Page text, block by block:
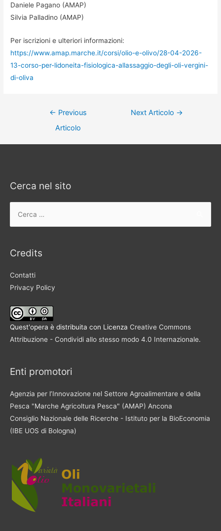
Daniele Pagano (AMAP)
Silvia Palladino (AMAP)
Per iscrizioni e ulteriori informazioni:
https://www.amap.marche.it/corsi/olio-e-olivo/28-04-2026-
13-corso-per-lidoneita-fisiologica-allassaggio-degli-oli-vergini-
di-oliva
Navigazione
articoli
← Previous
Articolo
Next Articolo →
Cerca nel sito
Credits
Contatti
Privacy Policy
Quest'opera è distribuita con Licenza Creative Commons
Attribuzione - Condividi allo stesso modo 4.0 Internazionale.
Enti promotori
Agenzia per l’Innovazione nel Settore Agroalimentare e della
Pesca "Marche Agricoltura Pesca" (AMAP) Ancona
Consiglio Nazionale delle Ricerche - Istituto per la BioEconomia
(IBE UOS di Bologna)